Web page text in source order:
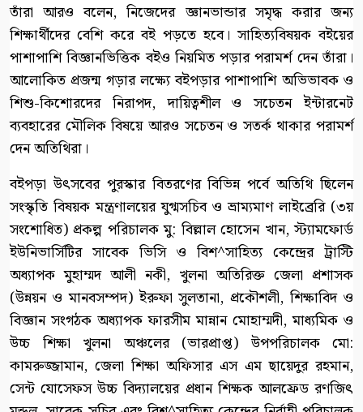
তাঁরা আরও বলেন, নিজেদের জ্ঞানভান্ডার সমৃদ্ধ করার জন্য
শিক্ষার্থীদের বেশি করে বই পড়তে হবে। সাহিত্যবিষয়ক বইয়ের
পাশাপাশি বিজ্ঞানভিত্তিক বইও নিয়মিত পড়ার পরামর্শ দেন তাঁরা।
আলোকিত প্রজন্ম গড়ার লক্ষ্যে বইপড়ার পাশাপাশি অভিভাবক ও
শিশু-কিশোরদের নিরাপদ, দায়িত্বশীল ও সচেতন ইন্টারনেট
ব্যবহারের মৌলিক বিষয়ে আরও সচেতন ও সতর্ক থাকার পরামর্শ
দেন অতিথিরা।
বইপড়া উৎসবের পুরস্কার বিতরণের বিভিন্ন পর্বে অতিথি ছিলেন
সংস্কৃতি বিষয়ক মন্ত্রণালয়ের যুগ্মসচিব ও ভ্রাম্যমাণ লাইব্রেরি (৩য়
সংশোধিত) প্রকল্প পরিচালক মু: বিল্লাল হোসেন খান, স্ট্যামফোর্ড
ইউনিভার্সিটির সাবেক ভিসি ও বিশ^সাহিত্য কেন্দ্রের ট্রাস্টি
অধ্যাপক মুহাম্মদ আলী নকী, খুলনা অতিরিক্ত জেলা প্রশাসক
(উন্নয়ন ও মানবসম্পদ) ইরুফা সুলতানা, প্রকৌশলী, শিক্ষাবিদ ও
বিজ্ঞান সংগঠক অধ্যাপক ফারসীম মান্নান মোহাম্মদী, মাধ্যমিক ও
উচ্চ শিক্ষা খুলনা অঞ্চলের (ভারপ্রাপ্ত) উপপরিচালক মো:
কামরুজ্জামান, জেলা শিক্ষা অফিসার এস এম ছায়েদুর রহমান,
সেন্ট যোসেফস উচ্চ বিদ্যালয়ের প্রধান শিক্ষক আলফ্রেড রণজিৎ